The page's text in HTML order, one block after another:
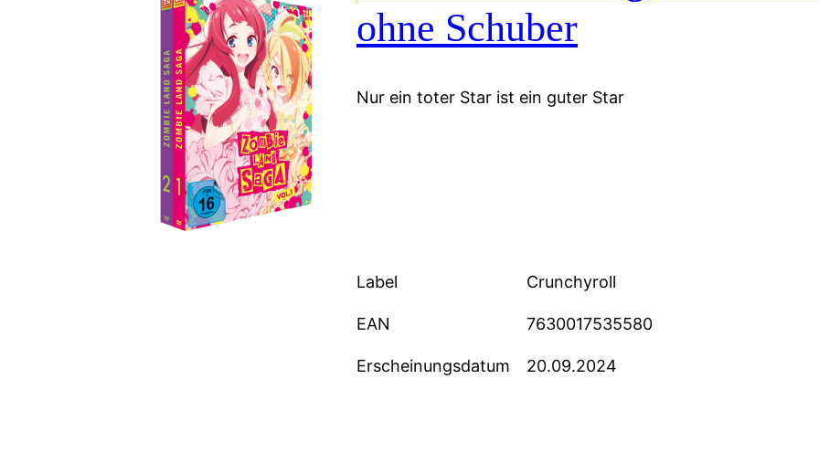
ohne Schuber
Nur ein toter Star ist ein guter Star
Label Crunchyroll
EAN 7630017535580
Erscheinungsdatum 20.09.2024